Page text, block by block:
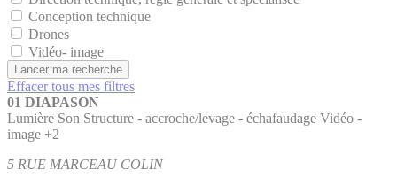
Conception technique
Drones
Vidéo- image
Lancer ma recherche
Effacer tous mes filtres
01 DIAPASON
Lumière Son Structure - accroche/levage - échafaudage Vidéo -
image +2
5 RUE MARCEAU COLIN